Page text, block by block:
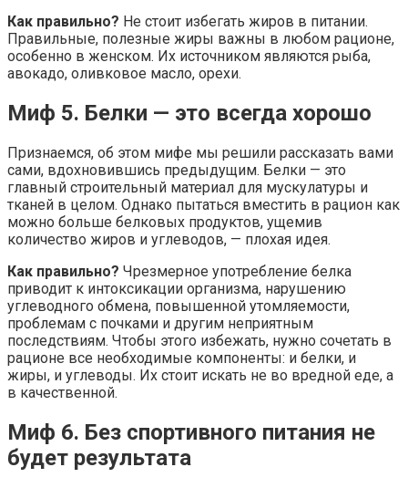
Как правильно? Не стоит избегать жиров в питании.
Правильные, полезные жиры важны в любом рационе,
особенно в женском. Их источником являются рыба,
авокадо, оливковое масло, орехи.
Миф 5. Белки — это всегда хорошо
Признаемся, об этом мифе мы решили рассказать вами
сами, вдохновившись предыдущим. Белки — это
главный строительный материал для мускулатуры и
тканей в целом. Однако пытаться вместить в рацион как
можно больше белковых продуктов, ущемив
количество жиров и углеводов, — плохая идея.
Как правильно? Чрезмерное употребление белка
приводит к интоксикации организма, нарушению
углеводного обмена, повышенной утомляемости,
проблемам с почками и другим неприятным
последствиям. Чтобы этого избежать, нужно сочетать в
рационе все необходимые компоненты: и белки, и
жиры, и углеводы. Их стоит искать не во вредной еде, а
в качественной.
Миф 6. Без спортивного питания не
будет результата